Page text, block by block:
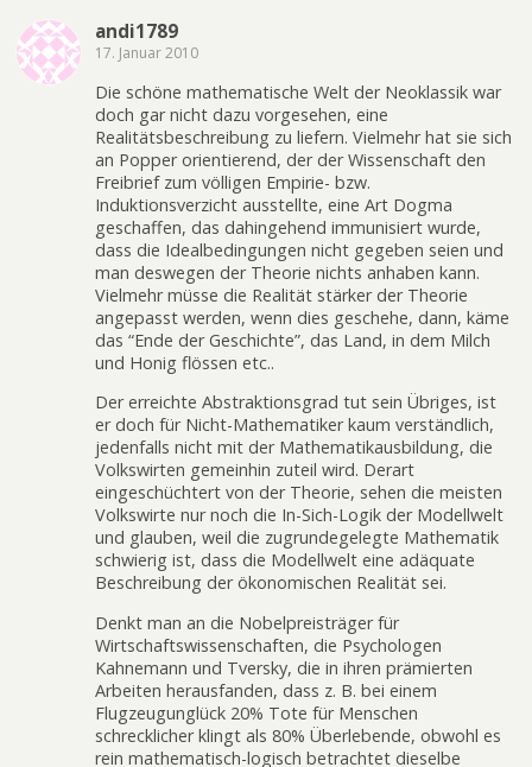
andi1789
17. Januar 2010
Die schöne mathematische Welt der Neoklassik war
doch gar nicht dazu vorgesehen, eine
Realitätsbeschreibung zu liefern. Vielmehr hat sie sich
an Popper orientierend, der der Wissenschaft den
Freibrief zum völligen Empirie- bzw.
Induktionsverzicht ausstellte, eine Art Dogma
geschaffen, das dahingehend immunisiert wurde,
dass die Idealbedingungen nicht gegeben seien und
man deswegen der Theorie nichts anhaben kann.
Vielmehr müsse die Realität stärker der Theorie
angepasst werden, wenn dies geschehe, dann, käme
das “Ende der Geschichte”, das Land, in dem Milch
und Honig flössen etc..
Der erreichte Abstraktionsgrad tut sein Übriges, ist
er doch für Nicht-Mathematiker kaum verständlich,
jedenfalls nicht mit der Mathematikausbildung, die
Volkswirten gemeinhin zuteil wird. Derart
eingeschüchtert von der Theorie, sehen die meisten
Volkswirte nur noch die In-Sich-Logik der Modellwelt
und glauben, weil die zugrundegelegte Mathematik
schwierig ist, dass die Modellwelt eine adäquate
Beschreibung der ökonomischen Realität sei.
Denkt man an die Nobelpreisträger für
Wirtschaftswissenschaften, die Psychologen
Kahnemann und Tversky, die in ihren prämierten
Arbeiten herausfanden, dass z. B. bei einem
Flugzeugunglück 20% Tote für Menschen
schrecklicher klingt als 80% Überlebende, obwohl es
rein mathematisch-logisch betrachtet dieselbe